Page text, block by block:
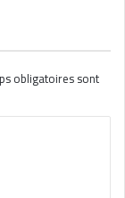
obligatoires sont